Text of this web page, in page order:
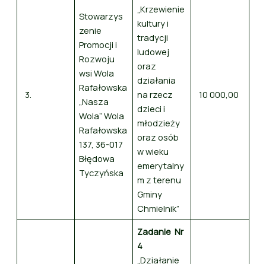
3.
Stowarzys
zenie
Promocji i
Rozwoju
wsi Wola
Rafałowska
„Nasza
Wola” Wola
Rafałowska
137, 36-017
Błędowa
Tyczyńska
„Krzewienie
kultury i
tradycji
ludowej
oraz
działania
na rzecz
dzieci i
młodzieży
oraz osób
w wieku
emerytalny
m z terenu
Gminy
Chmielnik”
10 000,00
Zadanie Nr
4
„Działanie